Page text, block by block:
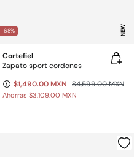
-68% NEW
Cortefiel
Zapato sport cordones
$1,490.00 MXN $4,599.00 MXN
Ahorras $3,109.00 MXN